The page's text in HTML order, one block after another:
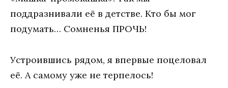
поддразнивали её в детстве. Кто бы мог
подумать… Сомненья ПРОЧЬ!
Устроившись рядом, я впервые поцеловал
её. А самому уже не терпелось!